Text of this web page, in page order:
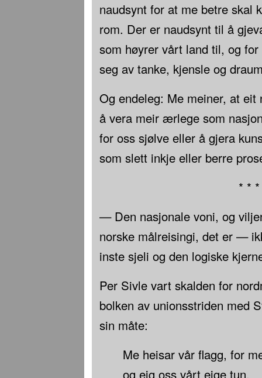
naudsynt for at me betre skal
rom. Der er naudsynt til å
som høyrer vårt land til, og
seg av tanke, kjensle og
Og endeleg: Me meiner, at
å vera meir ærlege som
for oss sjølve eller å gjera
som slett inkje eller berre
* * *
— Den nasjonale voni, og
norske målreisingi, det er —
inste sjeli og den logiske
Per Sivle vart skalden for
bolken av unionsstriden med
sin måte:
Me heisar vår flagg, for
og eig oss vårt eige tun,